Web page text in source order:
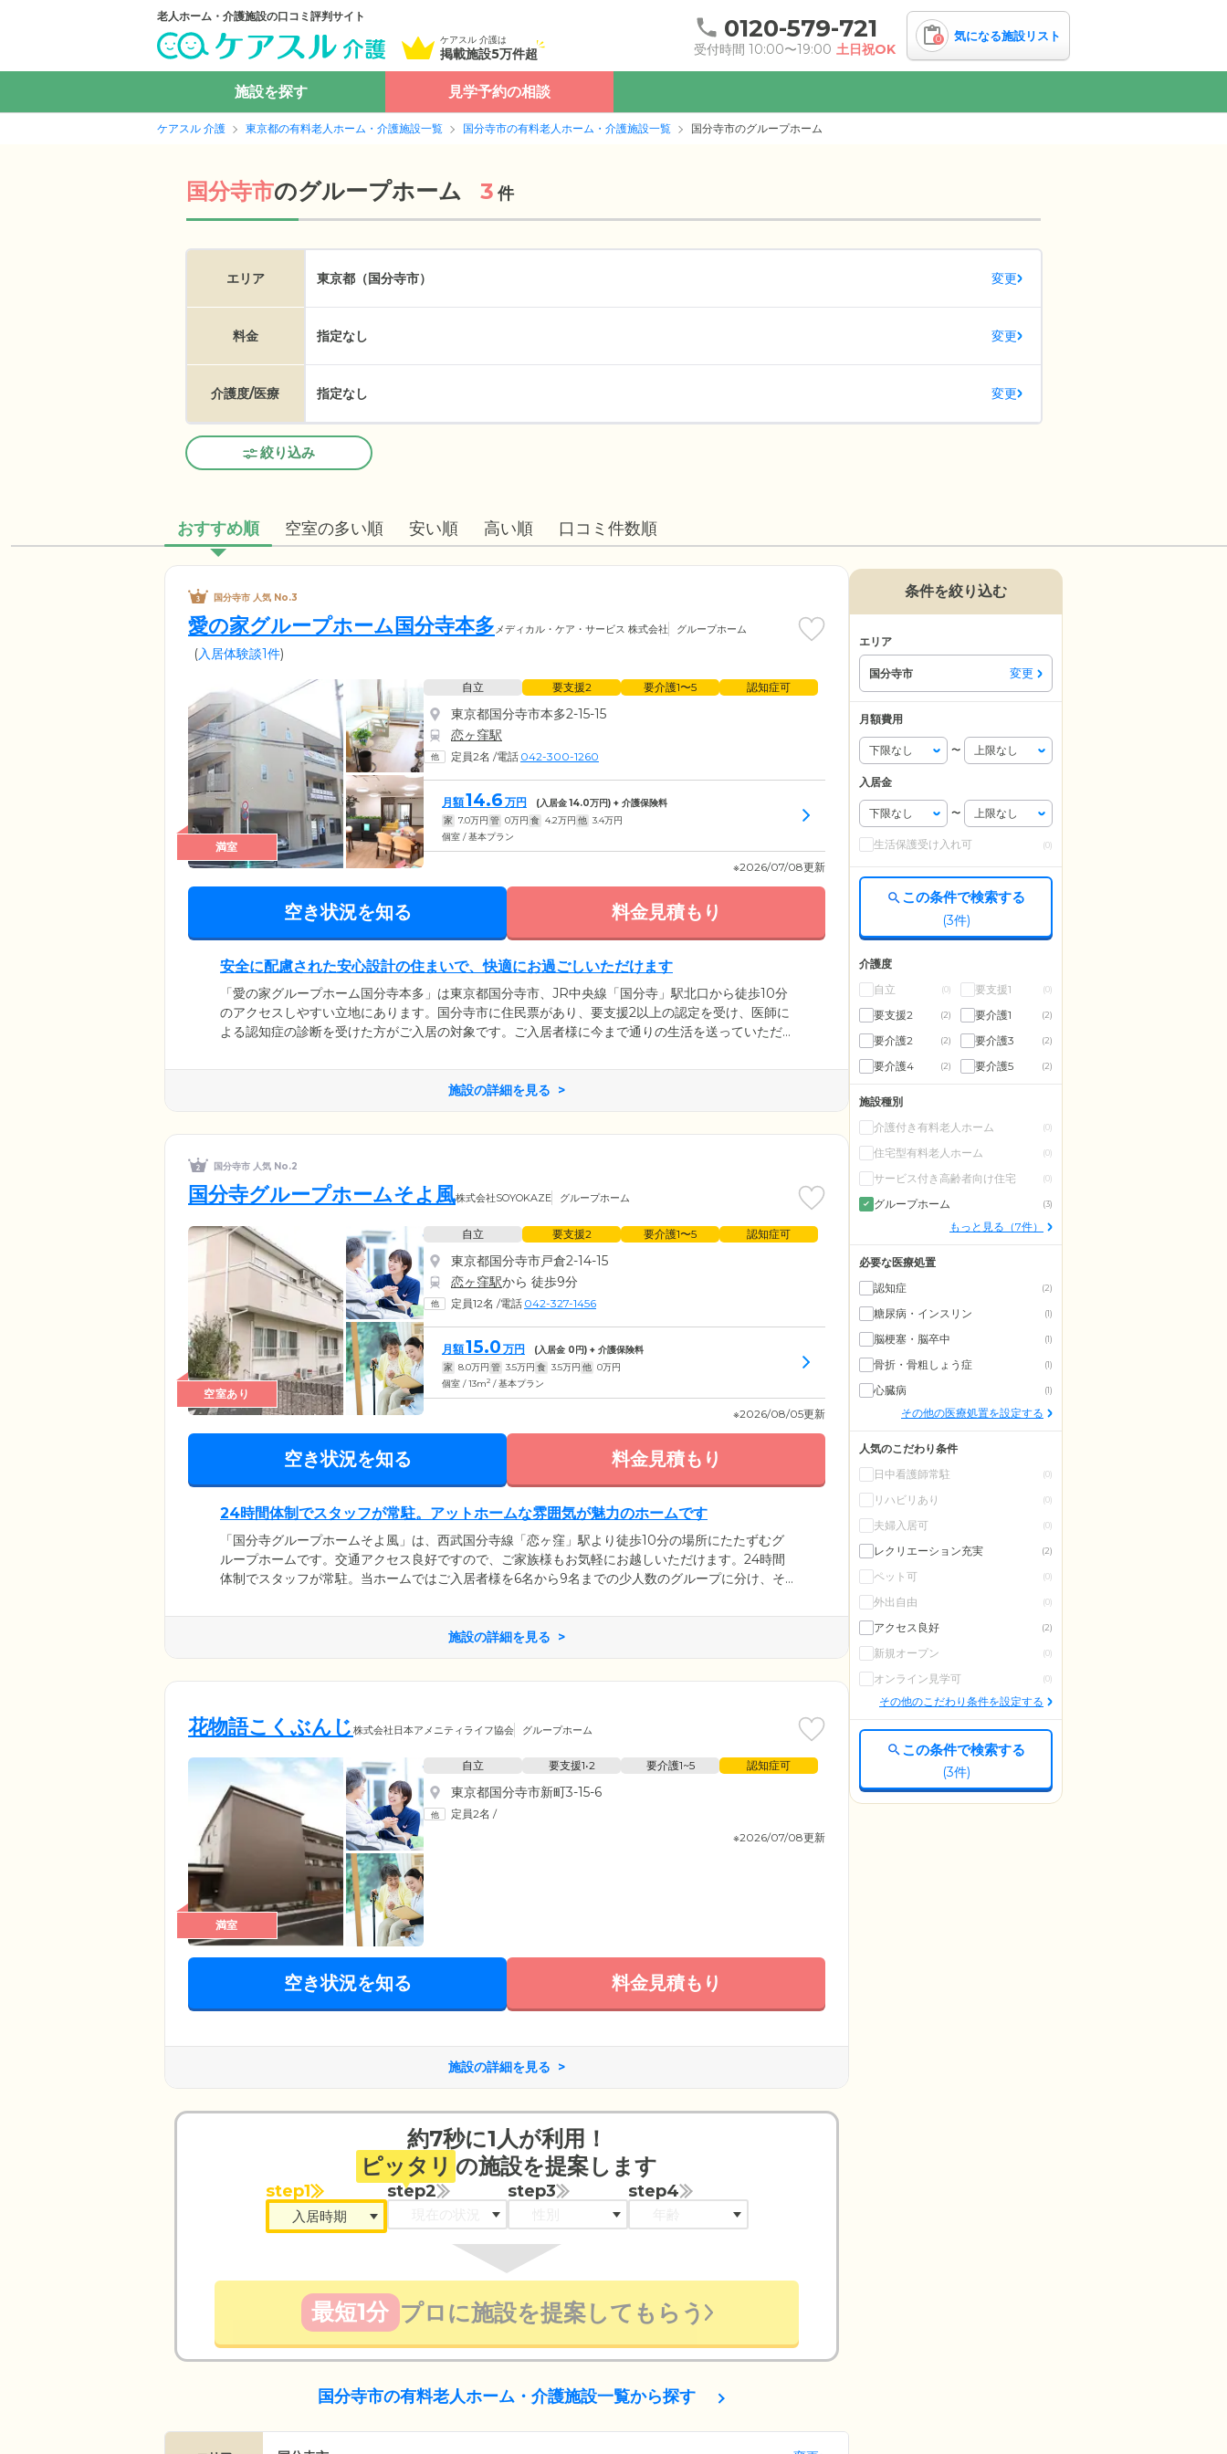
老人ホーム・介護施設の口コミ評判サイト
ケアスル 介護は
掲載施設5万件超
0120-579-721
受付時間 10:00〜19:00 土日祝OK
0 気になる施設リスト
施設を探す 見学予約の相談
ケアスル 介護 東京都の有料老人ホーム・介護施設一覧 国分寺市の有料老人ホーム・介護施設一覧 国分寺市のグループホーム
国分寺市のグループホーム 3 件
エリア 東京都（国分寺市） 変更
料金 指定なし 変更
介護度/医療 指定なし 変更
絞り込み
おすすめ順 空室の多い順 安い順 高い順 口コミ件数順
国分寺市 人気 No.3
愛の家グループホーム国分寺本多 メディカル・ケア・サービス 株式会社 グループホーム
(入居体験談1件)
満室
自立 要支援2 要介護1〜5 認知症可
東京都国分寺市本多2-15-15
恋ヶ窪駅
定員2名 /電話 042-300-1260
月額14.6 万円 (入居金14.0万円) + 介護保険料
家 7.0万円 管 0万円 食 4.2万円 他 3.4万円
個室 / 基本プラン
※2026/07/08更新
空き状況を知る 料金見積もり
安全に配慮された安心設計の住まいで、快適にお過ごしいただけます
「愛の家グループホーム国分寺本多」は東京都国分寺市、JR中央線「国分寺」駅北口から徒歩10分
のアクセスしやすい立地にあります。国分寺市に住民票があり、要支援2以上の認定を受け、医師に
よる認知症の診断を受けた方がご入居の対象です。ご入居者様に今まで通りの生活を送っていただ
環境も万全です。さらに、明るく開放的なリビング、キッチン、段差のないフラットな廊下など、
共用部分も安心安全に配慮したつくりで、快適にお過ごしいただけます。
施設の詳細を見る
国分寺市 人気 No.2
国分寺グループホームそよ風株式会社SOYOKAZE グループホーム
空室あり
自立 要支援2 要介護1〜5 認知症可
東京都国分寺市戸倉2-14-15
恋ヶ窪駅から 徒歩9分
定員12名 /電話 042-327-1456
月額15.0 万円 (入居金 0円) + 介護保険料
家 8.0万円 管 3.5万円 食 3.5万円 他 0万円
個室 / 13m2 / 基本プラン
※2026/08/05更新
空き状況を知る 料金見積もり
24時間体制でスタッフが常駐。アットホームな雰囲気が魅力のホームです
「国分寺グループホームそよ風」は、西武国分寺線「恋ヶ窪」駅より徒歩10分の場所にたたずむグ
ループホームです。交通アクセス良好ですので、ご家族様もお気軽にお越しいただけます。24時間
体制でスタッフが常駐。当ホームではご入居者様を6名から9名までの少人数のグループに分け、そ
の気持ちに寄り添いながら日常生活のお手伝いを行っています。介護を必要とする方が少しでも家
計の負担なく、安心してご入居いただけるように、入居金不要のプランをご用意。費用面でお悩み
施設の詳細を見る
花物語こくぶんじ 株式会社日本アメニティライフ協会 グループホーム
満室
自立 要支援1•2 要介護1~5 認知症可
東京都国分寺市新町3-15-6
定員2名 /
※2026/07/08更新
空き状況を知る 料金見積もり
施設の詳細を見る
約7秒に1人が利用！
ピッタリ の施設を提案します
step1 step2 step3 step4
最短1分 プロに施設を提案してもらう
国分寺市の有料老人ホーム・介護施設一覧から探す
条件を絞り込む
エリア
国分寺市 変更
月額費用
〜
入居金
〜
生活保護受け入れ可 (0)
この条件で検索する
(3件)
介護度
自立
(0) 要支援1 (0)
要支援2 (2) 要介護1 (2)
要介護2 (2) 要介護3 (2)
要介護4 (2) 要介護5 (2)
施設種別
介護付き有料老人ホーム
(0)
住宅型有料老人ホーム (0)
サービス付き高齢者向け住宅 (0)
グループホーム (3)
もっと見る（7件）
必要な医療処置
認知症
(2)
糖尿病・インスリン (1)
脳梗塞・脳卒中 (1)
骨折・骨粗しょう症 (1)
心臓病 (1)
その他の医療処置を設定する
人気のこだわり条件
日中看護師常駐
(0)
リハビリあり (0)
夫婦入居可 (0)
レクリエーション充実 (2)
ペット可 (0)
外出自由 (0)
アクセス良好 (2)
新規オープン (0)
オンライン見学可 (0)
その他のこだわり条件を設定する
この条件で検索する
(3件)